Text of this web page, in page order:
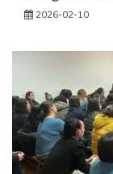
2026-02-10